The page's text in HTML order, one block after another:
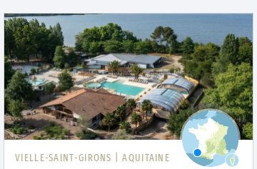
VIELLE-SAINT-GIRONS | AQUITAINE